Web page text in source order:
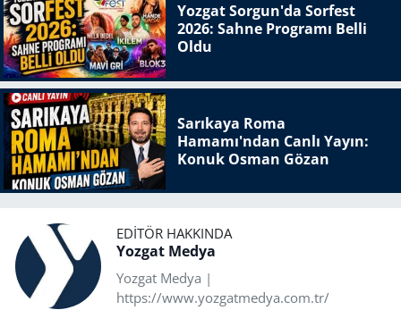
Yozgat Sorgun'da Sorfest
2026: Sahne Programı Belli
Oldu
Sarıkaya Roma
Hamamı'ndan Canlı Yayın:
Konuk Osman Gözan
EDITÖR HAKKINDA
Yozgat Medya
Yozgat Medya |
https://www.yozgatmedya.com.tr/